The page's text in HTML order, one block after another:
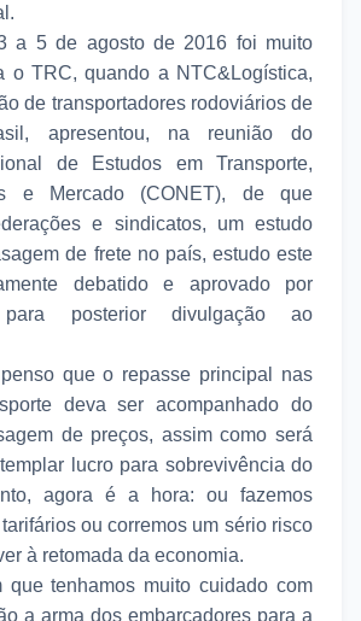
a 5 de agosto de 2016 foi muito
o TRC, quando a NTC&Logística,
de transportadores rodoviários de
apresentou, na reunião do
de Estudos em Transporte,
e Mercado (CONET), de que
e sindicatos, um estudo
de frete no país, estudo este
debatido e aprovado por
para posterior divulgação ao
que o repasse principal nas
deva ser acompanhado do
de preços, assim como será
lucro para sobrevivência do
agora é a hora: ou fazemos
ou corremos um sério risco
à retomada da economia.
que tenhamos muito cuidado com
a arma dos embarcadores para a